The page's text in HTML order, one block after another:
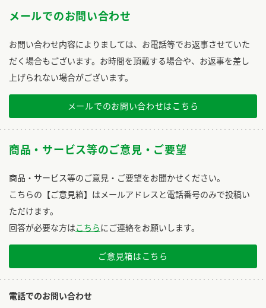
メールでのお問い合わせ
お問い合わせ内容によりましては、お電話等でお返事させていた
だく場合もございます。お時間を頂戴する場合や、お返事を差し
上げられない場合がございます。
メールでのお問い合わせはこちら
商品・サービス等のご意見・ご要望
商品・サービス等のご意見・ご要望をお聞かせください。
こちらの【ご意見箱】はメールアドレスと電話番号のみで投稿い
ただけます。
回答が必要な方はこちらにご連絡をお願いします。
ご意見箱はこちら
電話でのお問い合わせ